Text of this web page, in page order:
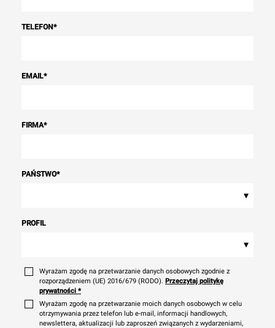
TELEFON*
EMAIL*
FIRMA*
PAŃSTWO*
▾
PROFIL
▾
Wyrażam zgodę na przetwarzanie danych osobowych zgodnie z
rozporządzeniem (UE) 2016/679 (RODO). Przeczytaj politykę
prywatności *
Wyrażam zgodę na przetwarzanie moich danych osobowych w celu
otrzymywania przez telefon lub e-mail, informacji handlowych,
newslettera, aktualizacji lub zaproszeń związanych z wydarzeniami,